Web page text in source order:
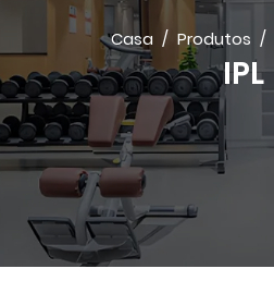
Casa Produtos
IPL